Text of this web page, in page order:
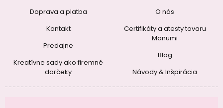
Doprava a platba
Kontakt
Predajne
Kreatívne sady ako firemné
darčeky
O nás
Certifikáty a atesty tovaru
Manumi
Blog
Návody & Inšpirácia